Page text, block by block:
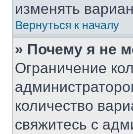
изменять
Вернуться к началу
» Почему я не
Ограничение
количество
свяжитесь с